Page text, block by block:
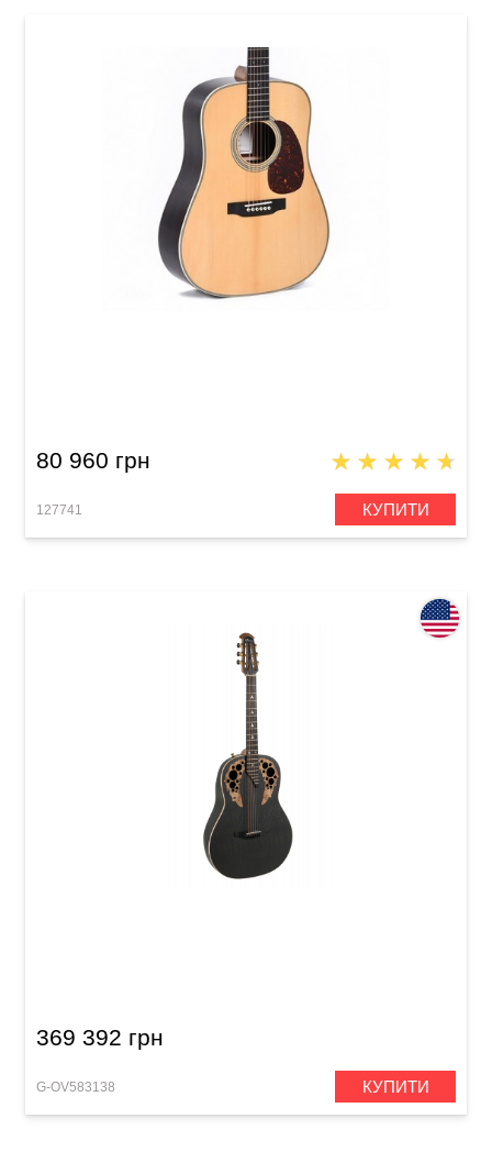
80 960 грн
127741 КУПИТИ
369 392 грн
G-OV583138 КУПИТИ